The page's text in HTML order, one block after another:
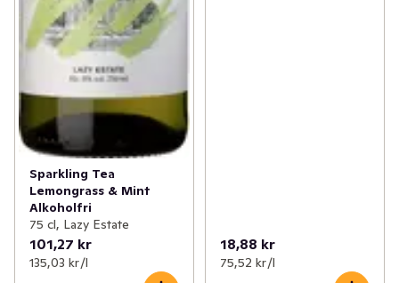
Sparkling Tea
Lemongrass & Mint
Alkoholfri
75 cl, Lazy Estate
101,27 kr
135,03 kr /l
18,88 kr
75,52 kr /l